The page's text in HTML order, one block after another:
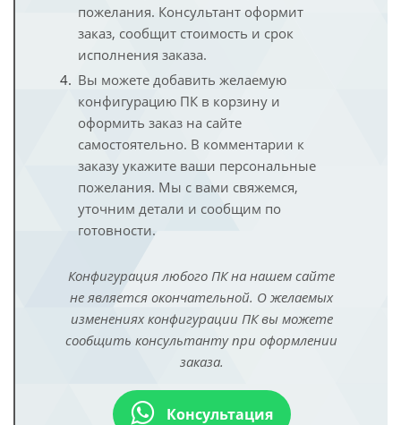
пожелания. Консультант оформит
заказ, сообщит стоимость и срок
исполнения заказа.
Вы можете добавить желаемую
конфигурацию ПК в корзину и
оформить заказ на сайте
самостоятельно. В комментарии к
заказу укажите ваши персональные
пожелания. Мы с вами свяжемся,
уточним детали и сообщим по
готовности.
Конфигурация любого ПК на нашем сайте
не является окончательной. О желаемых
изменениях конфигурации ПК вы можете
сообщить консультанту при оформлении
заказа.
Консультация